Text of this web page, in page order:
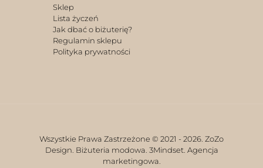
Sklep
Lista życzeń
Jak dbać o biżuterię?
Regulamin sklepu
Polityka prywatności
Wszystkie Prawa Zastrzeżone © 2021 - 2026. ZoZo
Design. Biżuteria modowa. 3Mindset. Agencja
marketingowa.